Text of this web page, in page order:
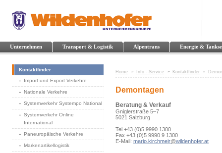
Unternehmen Transport & Logistik Alpentrans Energie &
Kontaktfinder
Import und Export Verkehre
Nationale Verkehre
Systemverkehr Systempo National
Systemverkehr Online
International
Paneuropäische Verkehre
Markenartikellogistik
Home Info - Service Kontaktfinder
Demontagen
Beratung & Verkauf
Gniglerstraße 5–7
5021 Salzburg
Tel +43 (0)5 9990 1300
Fax +43 (0)5 9990 9 1300
E-Mail: mario.kirchmeir@wildenhofer.at